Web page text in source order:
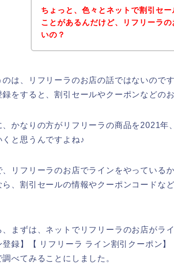
ちょっと、色々とネットで割引セ
ことがあるんだけど、リフリーラ
いの？
のは、リフリーラのお店の話ではないので
録をすると、割引セールやクーポンなどの
、かなりの方がリフリーラの商品を2021
くと思うんですよね♪
、リフリーラのお店でラインをやっている
ら、割引セールの情報やクーポンコードな
、まずは、ネットでリフリーラのお店がラ
登録】【 リフリーラ ライン割引クーポン
調べてみることにしました。